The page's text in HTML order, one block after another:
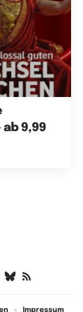
9,99
Impressum